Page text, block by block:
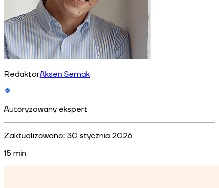
RedaktorAksen Semak
Autoryzowany ekspert
Zaktualizowano: 30 stycznia 2026
15 min